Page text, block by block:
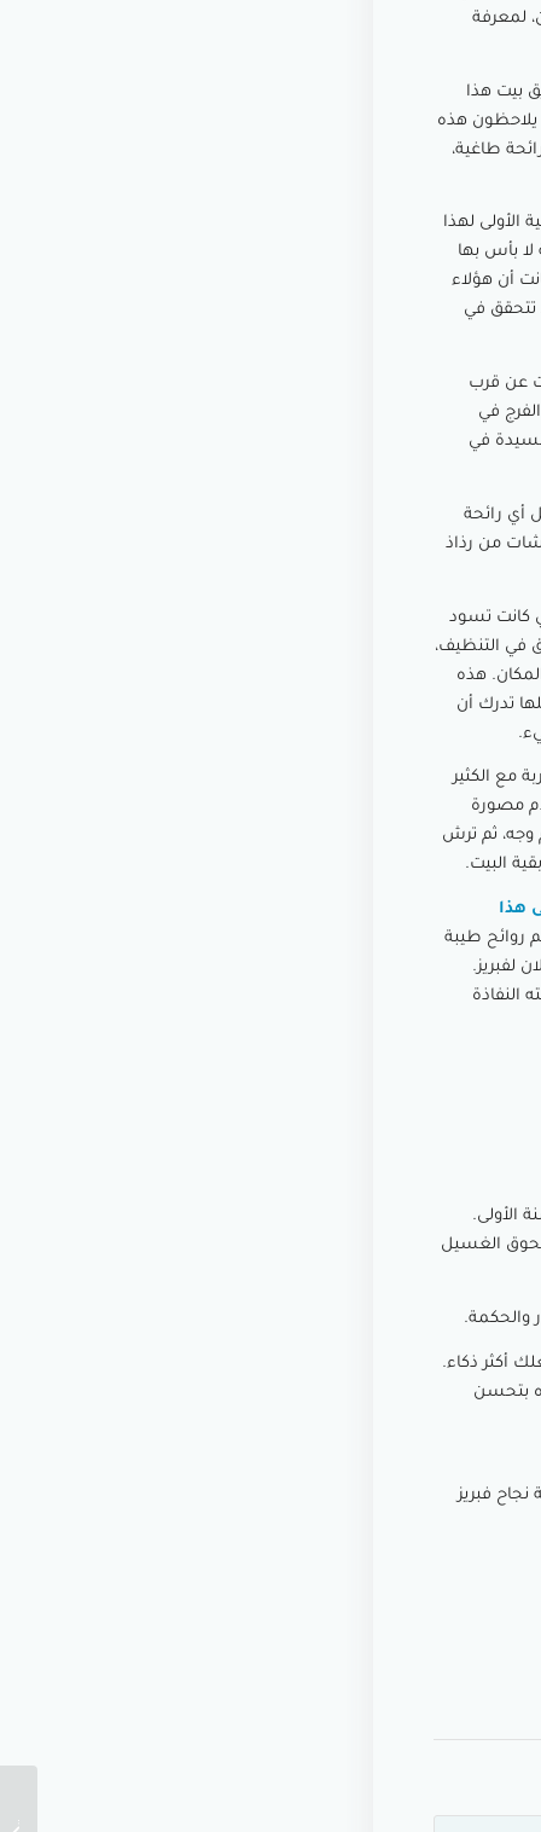
لمعرفة
بيت هذا
يلاحظون هذه
طاغية،
الأولى لهذا
لا بأس بها
أن هؤلاء
تتحقق في
عن قرب
في
في
أي رائحة
من رذاذ
كانت تسود
في التنظيف،
هذه
تدرك أن
مع الكثير
مصورة
وجه، ثم ترش
البيت.
هذا
روائح طيبة
لفبريز.
النفاذة
مليون دولار في السنة الأولى.
لمسحوق الغسيل
والحكمة.
أكثر ذكاء.
بتحسن
نجاح فبريز
كتاب